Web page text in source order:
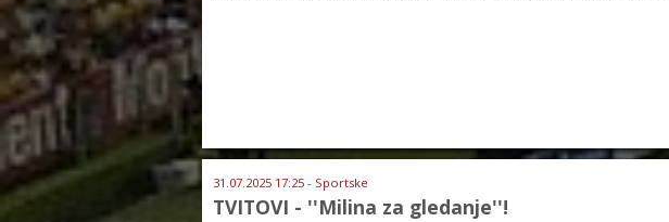
31.07.2025 17:25 - Sportske
TVITOVI - ''Milina za gledanje''!